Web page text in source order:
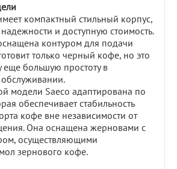
компактный стильный корпус,
и доступную стоимость.
контуром для подачи
только черный кофе, но это
еще большую простоту в
модели Saeco адаптирована по
обеспечивает стабильность
кофе вне независимости от
Она оснащена жерновами с
осуществляющими
зернового кофе.